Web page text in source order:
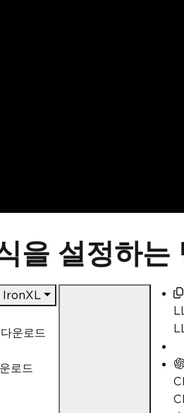
을 설정하는
IronXL
운로드
로드